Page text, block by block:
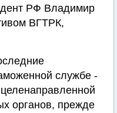
РФ Владимир
ВГТРК,
службе -
органов, прежде